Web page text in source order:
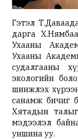
Гэтэл
дарга
Ухааны
Ухааны
судалгааны
экологийн
шинжлэх
санамж бичиг
Хятадын талыг
мэдээлэл
уншина уу.